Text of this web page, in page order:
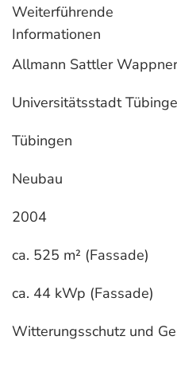
Weiterführende
Informationen
Allmann Sattler
Universitätsstadt
Tübingen
Neubau
2004
ca. 525 m² (Fassade)
ca. 44 kWp (Fassade)
Witterungsschutz und